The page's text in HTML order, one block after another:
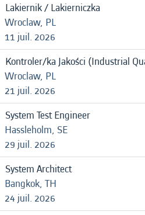
Lakiernik / Lakierniczka
Wroclaw, PL
11 juil. 2026
Kontroler/ka Jakości (Industrial
Wroclaw, PL
21 juil. 2026
System Test Engineer
Hassleholm, SE
29 juil. 2026
System Architect
Bangkok, TH
24 juil. 2026